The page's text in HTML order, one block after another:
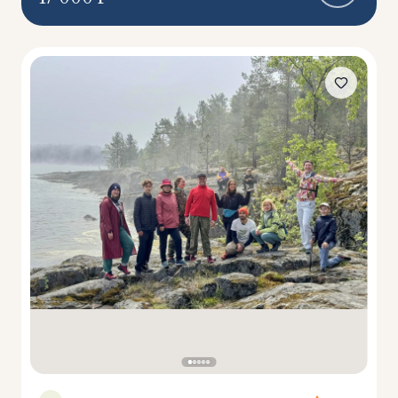
Восхождения
19
365
Горный лагерь 105
Готовит повар 96
Дайвинг 1
Заграничные 323
Йога-тур 5
Конный 20